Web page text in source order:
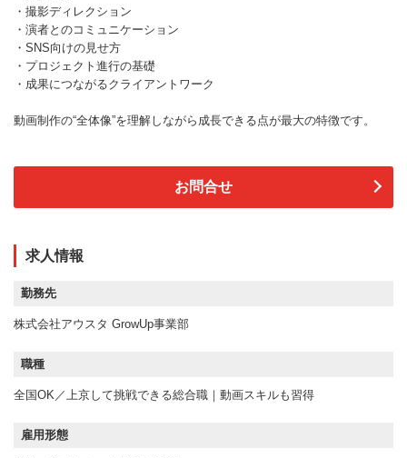
・撮影ディレクション
・演者とのコミュニケーション
・SNS向けの見せ方
・プロジェクト進行の基礎
・成果につながるクライアントワーク
動画制作の“全体像”を理解しながら成長できる点が最大の特徴です。
お問合せ
求人情報
勤務先
株式会社アウスタ GrowUp事業部
職種
全国OK／上京して挑戦できる総合職｜動画スキルも習得
雇用形態